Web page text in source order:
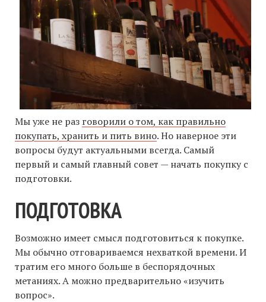
Мы уже не раз говорили о том, как правильно
покупать, хранить и пить вино. Но наверное эти
вопросы будут актуальными всегда. Самый
первый и самый главный совет — начать покупку с
подготовки.
ПОДГОТОВКА
Возможно имеет смысл подготовиться к покупке.
Мы обычно отговариваемся нехваткой времени. И
тратим его много больше в беспорядочных
метаниях. А можно предварительно «изучить
вопрос».